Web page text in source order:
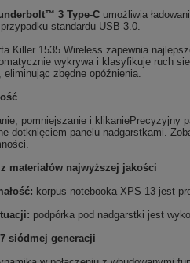
3 Type-C umożliwia
standardu USB 3.0.
Killer 1535 Wireless zapewnia
wykrywa i klasyfikuje ruch
eliminując zbędne opóźnienia.
pomniejszanie i klikaniePrecyzyjny
dotknięciem panelu nadgarstkami.
materiałów najwyższej jakości
korpus notebooka XPS 13 jest
podpórka pod nadgarstki jest
siódmej generacji